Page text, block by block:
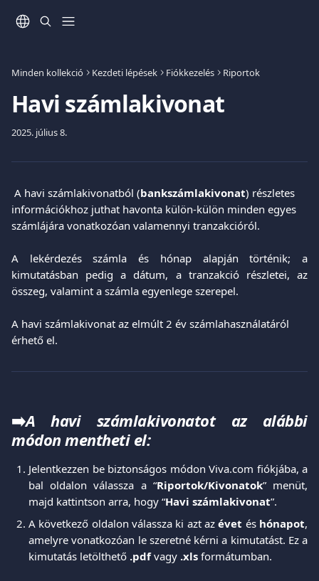
Minden kollekció Kezdeti lépések Fiókkezelés Riportok
Havi számlakivonat
2025. július 8.
A havi számlakivonatból (bankszámlakivonat) részletes
információkhoz juthat havonta külön-külön minden egyes
számlájára vonatkozóan valamennyi tranzakcióról.
A lekérdezés számla és hónap alapján történik; a
kimutatásban pedig a dátum, a tranzakció részletei, az
összeg, valamint a számla egyenlege szerepel.
A havi számlakivonat az elmúlt 2 év számlahasználatáról
érhető el.
➡️A havi számlakivonatot az alábbi
módon mentheti el:
Jelentkezzen be biztonságos módon Viva.com fiókjába, a
bal oldalon válassza a “Riportok/Kivonatok” menüt,
majd kattintson arra, hogy “Havi számlakivonat”.
A következő oldalon válassza ki azt azévet és hónapot,
amelyre vonatkozóan le szeretné kérni a kimutatást. Ez a
kimutatás letölthető .pdfvagy .xls formátumban.